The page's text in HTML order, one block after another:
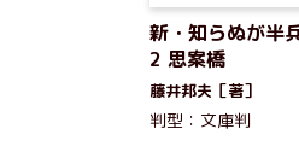
新・知らぬが半
2 思案橋
藤井邦夫［著］
判型：文庫判